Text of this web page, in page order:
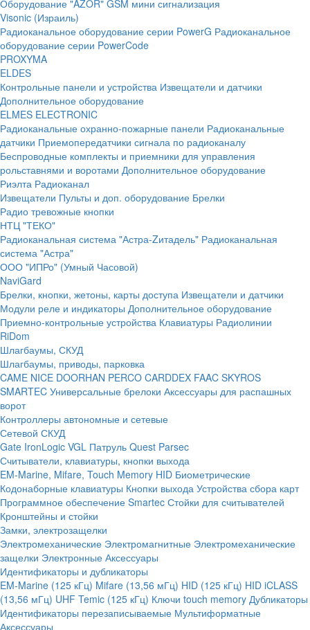
Оборудование "AZOR" GSM мини сигнализация
Visonic (Израиль)
Радиоканальное оборудование серии PowerG Радиоканальное
оборудование серии PowerCode
PROXYMA
ELDES
Контрольные панели и устройства Извещатели и датчики
Дополнительное оборудование
ELMES ELECTRONIC
Радиоканальные охранно-пожарные панели Радиоканальные
датчики Приемопередатчики сигнала по радиоканалу
Беспроводные комплекты и приемники для управления
рольставнями и воротами Дополнительное оборудование
Риэлта Радиоканал
Извещатели Пульты и доп. оборудование Брелки
Радио тревожные кнопки
НТЦ "ТЕКО"
Радиоканальная система "Астра-Zитадель" Радиоканальная
система "Астра"
ООО "ИПРо" (Умный Часовой)
NaviGard
Брелки, кнопки, жетоны, карты доступа Извещатели и датчики
Модули реле и индикаторы Дополнительное оборудование
Приемно-контрольные устройства Клавиатуры Радиолинии
RiDom
Шлагбаумы, СКУД
Шлагбаумы, приводы, парковка
CAME NICE DOORHAN PERCO CARDDEX FAAC SKYROS
SMARTEC Универсальные брелоки Аксессуары для распашных
ворот
Контроллеры автономные и сетевые
Сетевой СКУД
Gate IronLogic VGL Патруль Quest Parsec
Считыватели, клавиатуры, кнопки выхода
EM-Marine, Mifare, Touch Memory HID Биометрические
Кодонаборные клавиатуры Кнопки выхода Устройства сбора карт
Программное обеспечение Smartec Стойки для считывателей
Кронштейны и стойки
Замки, электрозащелки
Электромеханические Электромагнитные Электромеханические
защелки Электронные Аксессуары
Идентификаторы и дубликаторы
EM-Marine (125 кГц) Mifare (13,56 мГц) HID (125 кГц) HID iCLASS
(13,56 мГц) UHF Temic (125 кГц) Ключи touch memory Дубликаторы
Идентификаторы перезаписываемые Мультиформатные
Аксессуары